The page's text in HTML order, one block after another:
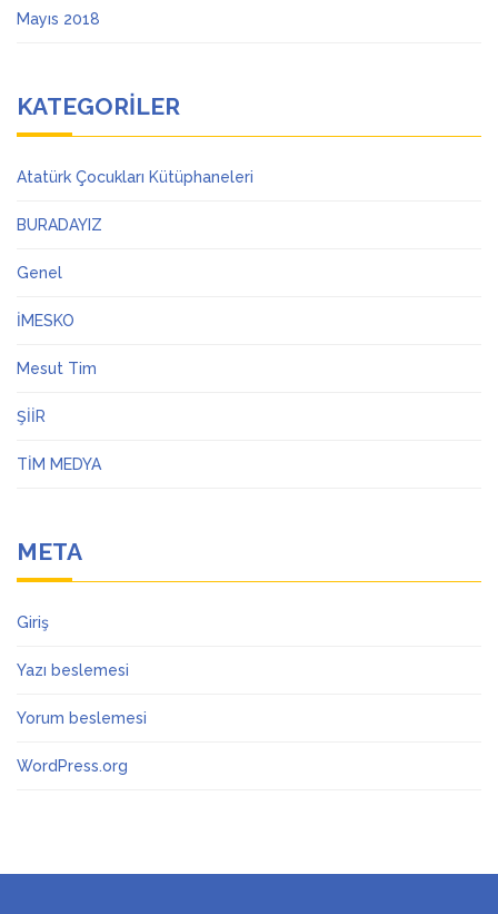
Mayıs 2018
KATEGORILER
Atatürk Çocukları Kütüphaneleri
BURADAYIZ
Genel
İMESKO
Mesut Tim
ŞİİR
TİM MEDYA
META
Giriş
Yazı beslemesi
Yorum beslemesi
WordPress.org